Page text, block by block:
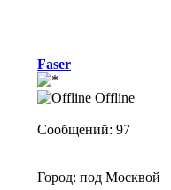
Faser
Offline
Сообщений: 97
Город: под Москвой